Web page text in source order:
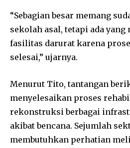
“Sebagian besar memang
sekolah asal, tetapi ada
fasilitas darurat karena
selesai,” ujarnya.
Menurut Tito, tantangan
menyelesaikan proses
rekonstruksi berbagai
akibat bencana. Sejumlah
membutuhkan perhatian